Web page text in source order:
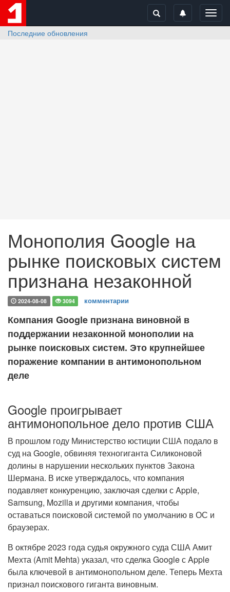
Последние обновления
Монополия Google на
рынке поисковых систем
признана незаконной
2024-08-08 3094 комментарии
Компания Google признана виновной в
поддержании незаконной монополии на
рынке поисковых систем. Это крупнейшее
поражение компании в антимонопольном
деле
Google проигрывает
антимонопольное дело против США
В прошлом году Министерство юстиции США подало в
суд на Google, обвиняя техногиганта Силиконовой
долины в нарушении нескольких пунктов Закона
Шермана. В иске утверждалось, что компания
подавляет конкуренцию, заключая сделки с Apple,
Samsung, Mozilla и другими компания, чтобы
оставаться поисковой системой по умолчанию в ОС и
браузерах.
В октябре 2023 года судья окружного суда США Амит
Мехта (Amit Mehta) указал, что сделка Google с Apple
была ключевой в антимонопольном деле. Теперь Мехта
признал поискового гиганта виновным.